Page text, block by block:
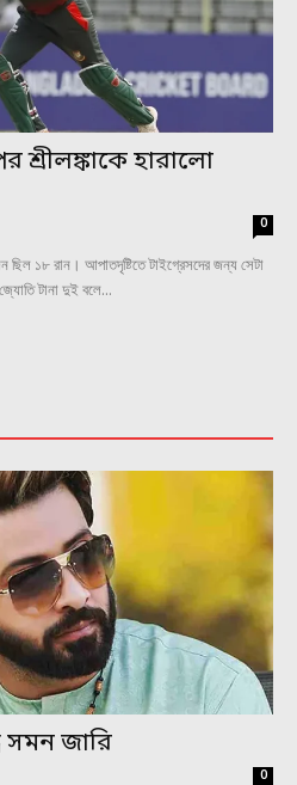
হারালো
0
১৮ রান। আপাতদৃষ্টিতে টাইগ্রেসদের জন্য সেটা
টানা দুই বলে...
সমন জারি
0